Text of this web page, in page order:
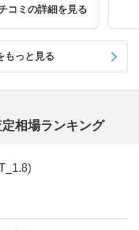
コミの詳細を見る
もっと見る
相場ランキング